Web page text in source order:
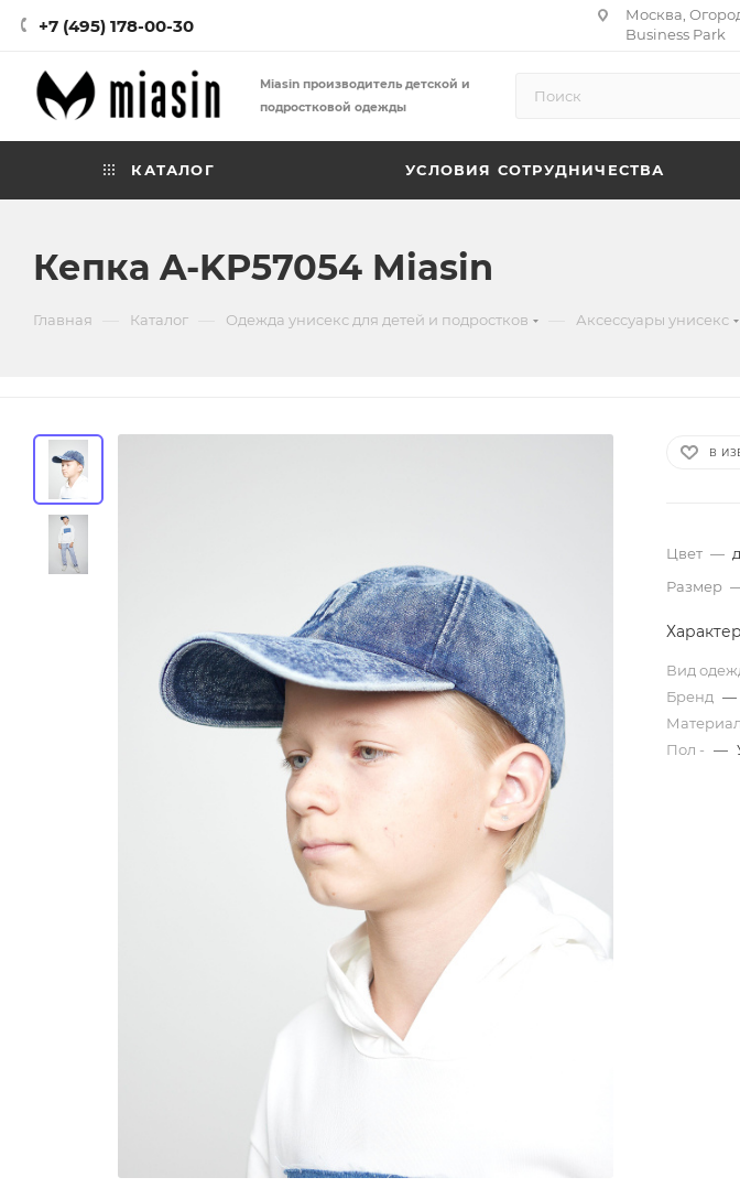
+7 (495) 178-00-30
Москва,
Business Park
Miasin производитель детской и
подростковой одежды
КАТАЛОГ УСЛОВИЯ СОТРУДНИЧЕСТВА
Кепка A-KP57054 Miasin
Главная Каталог Одежда унисекс для детей и подростков Аксессуары унисекс
В
Цвет —
Размер
Вид
Бренд —
Материал
Пол - —